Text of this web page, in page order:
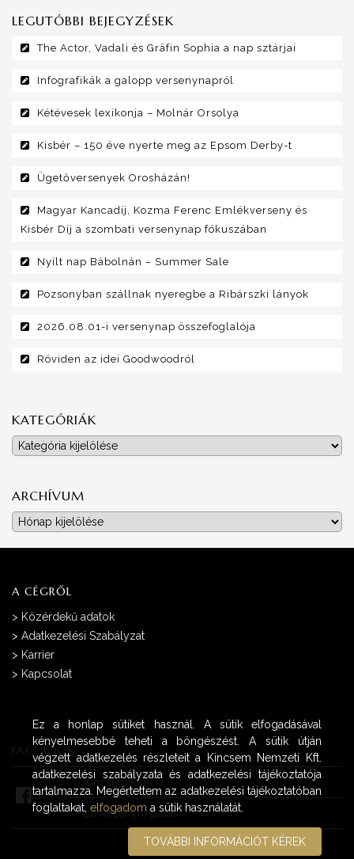
LEGUTÓBBI BEJEGYZÉSEK
The Actor, Vadali és Gräfin Sophia a nap sztárjai
Infografikák a galopp versenynapról
Kétévesek lexikonja – Molnár Orsolya
Kisbér – 150 éve nyerte meg az Epsom Derby-t
Ügetőversenyek Orosházán!
Magyar Kancadíj, Kozma Ferenc Emlékverseny és
Kisbér Díj a szombati versenynap fókuszában
Nyílt nap Bábolnán – Summer Sale
Pozsonyban szállnak nyeregbe a Ribárszki lányok
2026.08.01-i versenynap összefoglalója
Röviden az idei Goodwoodról
KATEGÓRIÁK
Kategóriák
ARCHÍVUM
Archívum
A CÉGRŐL
> Közérdekű adatok
> Adatkezelési Szabályzat
> Karrier
> Kapcsolat
FACEBOOK
>Kincsem Park
>Lóversenyfogadás
Ez a honlap sütiket használ. A sütik elfogadásával
kényelmesebbé teheti a böngészést. A sütik útján
végzett adatkezelés részleteit a Kincsem Nemzeti Kft.
adatkezelési szabályzata és adatkezelési tájékoztatója
tartalmazza. Megértettem az adatkezelési tájékoztatóban
foglaltakat,elfogadom a sütik használatát.
TOVÁBBI INFORMÁCIÓT KÉREK